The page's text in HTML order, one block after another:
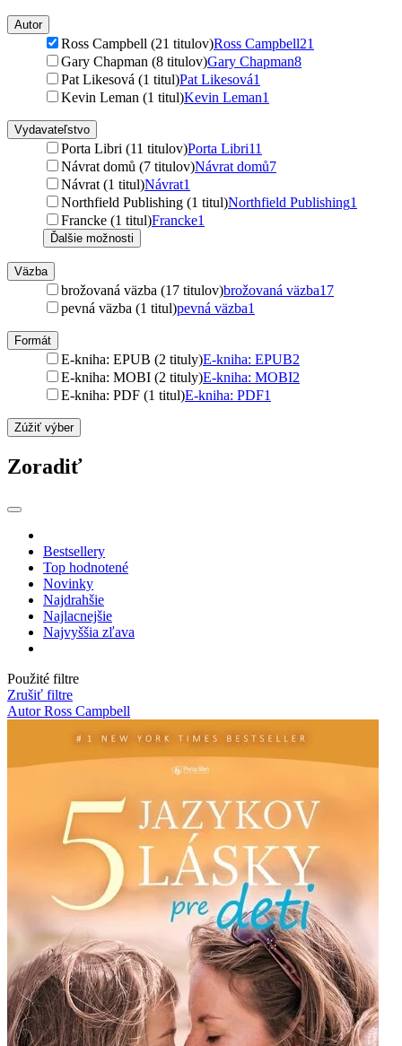
Autor
Ross Campbell (21 titulov)Ross Campbell21
Gary Chapman (8 titulov)Gary Chapman8
Pat Likesová (1 titul)Pat Likesová1
Kevin Leman (1 titul)Kevin Leman1
Vydavateľstvo
Porta Libri (11 titulov)Porta Libri11
Návrat domů (7 titulov)Návrat domů7
Návrat (1 titul)Návrat1
Northfield Publishing (1 titul)Northfield Publishing1
Francke (1 titul)Francke1
Ďalšie možnosti
Väzba
brožovaná väzba (17 titulov)brožovaná väzba17
pevná väzba (1 titul)pevná väzba1
Formát
E-kniha: EPUB (2 tituly)E-kniha: EPUB2
E-kniha: MOBI (2 tituly)E-kniha: MOBI2
E-kniha: PDF (1 titul)E-kniha: PDF1
Zúžiť výber
Zoradiť
Bestsellery
Top hodnotené
Novinky
Najdrahšie
Najlacnejšie
Najvyššia zľava
Použité filtre
Zrušiť filtre
Autor Ross Campbell